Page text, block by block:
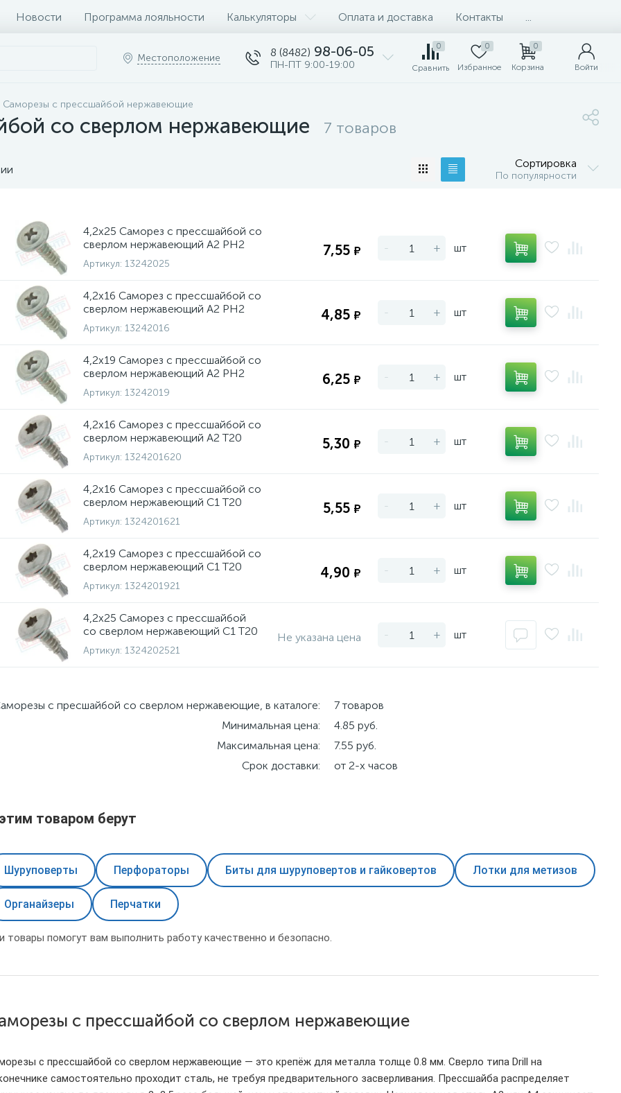
Новости Программа лояльности Калькуляторы Оплата и доставка Контакты
Местоположение 8 (8482) 98-06-05
ПН-ПТ 9:00-19:00
0
Сравнить
0
Избранное
0
Корзина Войти
Саморезы с прессшайбой нержавеющие
со сверлом нержавеющие 7 товаров
Сортировка
По популярности
4,2х25 Саморез с прессшайбой со
сверлом нержавеющий A2 PH2
Артикул: 13242025
7,55 ₽ - + шт
4,2х16 Саморез с прессшайбой со
сверлом нержавеющий A2 PH2
Артикул: 13242016
4,85 ₽ - + шт
4,2х19 Саморез с прессшайбой со
сверлом нержавеющий A2 PH2
Артикул: 13242019
6,25 ₽ - + шт
4,2х16 Саморез с прессшайбой со
сверлом нержавеющий A2 T20
Артикул: 1324201620
5,30 ₽ - + шт
4,2х16 Саморез с прессшайбой со
сверлом нержавеющий C1 T20
Артикул: 1324201621
5,55 ₽ - + шт
4,2х19 Саморез с прессшайбой со
сверлом нержавеющий C1 T20
Артикул: 1324201921
4,90 ₽ - + шт
4,2х25 Саморез с прессшайбой
со сверлом нержавеющий C1 T20
Артикул: 1324202521
Не указана цена - + шт
с пресшайбой со сверлом нержавеющие, в каталоге:
7 товаров
Минимальная цена:
4.85 руб.
Максимальная цена:
7.55 руб.
Срок доставки:
от 2-х часов
товаром берут
Шуруповерты Перфораторы Биты для шуруповертов и гайковертов Лотки для метизов
Органайзеры Перчатки
товары помогут вам выполнить работу качественно и безопасно.
с прессшайбой со сверлом нержавеющие
с прессшайбой со сверлом нержавеющие — это крепёж для металла толще 0.8 мм. Сверло типа Drill на
самостоятельно проходит сталь, не требуя предварительного засверливания. Прессшайба распределяет